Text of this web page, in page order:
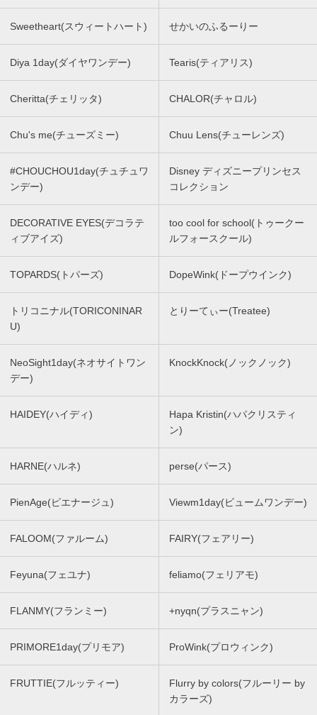
Sweetheart(スウィートハート) せかいのふるーりー
Diya 1day(ダイヤワンデー) Tearis(ティアリス)
Cheritta(チェリッタ) CHALOR(チャロル)
Chu's me(チューズミー) Chuu Lens(チューレンズ)
#CHOUCHOU1day(チュチュワ
ンデー)
Disney ディズニープリンセス
コレクション
DECORATIVE EYES(デコラテ
ィブアイズ)
too cool for school(トゥークー
ルフォースクール)
TOPARDS(トパーズ) DopeWink(ドープウインク)
トリコニナル(TORICONINAR
U)
とりーてぃー(Treatee)
NeoSight1day(ネオサイトワン
デー)
KnockKnock(ノックノック)
HAIDEY(ハイディ)
Hapa Kristin(ハパクリスティ
ン)
HARNE(ハルネ) perse(パース)
PienAge(ピエナージュ) Viewm1day(ビュームワンデー)
FALOOM(ファルーム) FAIRY(フェアリー)
Feyuna(フェユナ) feliamo(フェリアモ)
FLANMY(フランミー) +nyqn(プラスニャン)
PRIMORE1day(プリモア) ProWink(プロウィンク)
FRUTTIE(フルッティー)
Flurry by colors(フルーリー by
カラーズ)